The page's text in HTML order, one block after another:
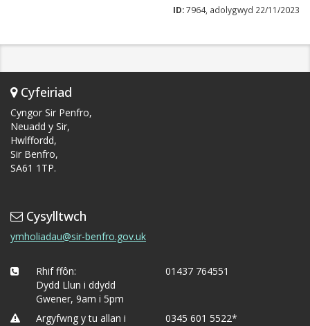
ID:7964, adolygwyd 22/11/2023
Cyfeiriad
Cyngor Sir Penfro,
Neuadd y Sir,
Hwlffordd,
Sir Benfro,
SA61 1TP.
Cysylltwch
ymholiadau@sir-benfro.gov.uk
Rhif ffôn:
Dydd Llun i ddydd
Gwener, 9am i 5pm
01437 764551
Argyfwng y tu allan i
0345 601 5522*